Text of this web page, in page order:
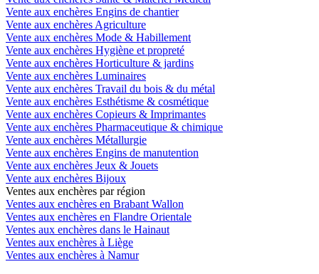
Vente aux enchères Engins de chantier
Vente aux enchères Agriculture
Vente aux enchères Mode & Habillement
Vente aux enchères Hygiène et propreté
Vente aux enchères Horticulture & jardins
Vente aux enchères Luminaires
Vente aux enchères Travail du bois & du métal
Vente aux enchères Esthétisme & cosmétique
Vente aux enchères Copieurs & Imprimantes
Vente aux enchères Pharmaceutique & chimique
Vente aux enchères Métallurgie
Vente aux enchères Engins de manutention
Vente aux enchères Jeux & Jouets
Vente aux enchères Bijoux
Ventes aux enchères par région
Ventes aux enchères en Brabant Wallon
Ventes aux enchères en Flandre Orientale
Ventes aux enchères dans le Hainaut
Ventes aux enchères à Liège
Ventes aux enchères à Namur